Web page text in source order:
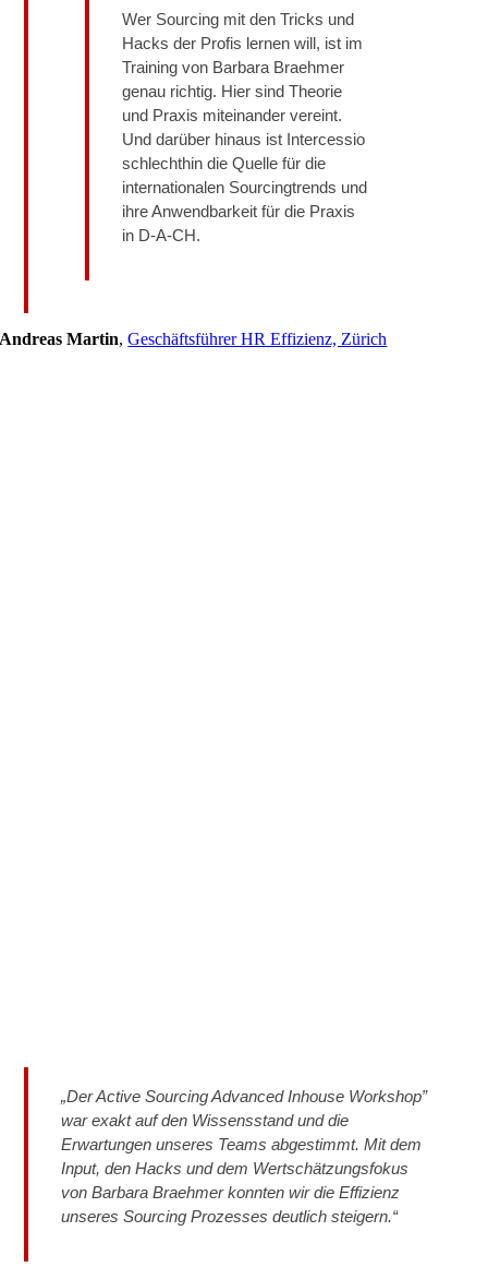
Wer Sourcing mit den Tricks und
Hacks der Profis lernen will, ist im
Training von Barbara Braehmer
genau richtig. Hier sind Theorie
und Praxis miteinander vereint.
Und darüber hinaus ist Intercessio
schlechthin die Quelle für die
internationalen Sourcingtrends und
ihre Anwendbarkeit für die Praxis
in D-A-CH.
Andreas Martin,Geschäftsführer HR Effizienz, Zürich
„Der Active Sourcing Advanced Inhouse Workshop”
war exakt auf den Wissensstand und die
Erwartungen unseres Teams abgestimmt. Mit dem
Input, den Hacks und dem Wertschätzungsfokus
von Barbara Braehmer konnten wir die Effizienz
unseres Sourcing Prozesses deutlich steigern.“